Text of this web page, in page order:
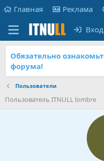
Главная Реклама
Вход
Обязательно
форума!
Пользователи
Пользователь ITNULL lombre